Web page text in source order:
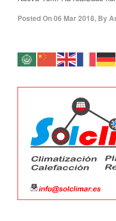
Posted On06 Mar 2018, By